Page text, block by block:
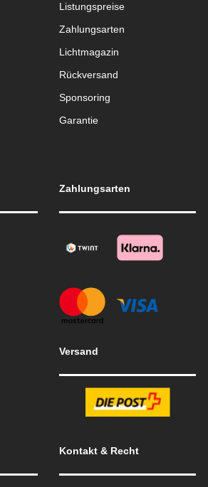
Listungspreise
Zahlungsarten
Lichtmagazin
Rückversand
Sponsoring
Garantie
Zahlungsarten
Versand
Kontakt & Recht